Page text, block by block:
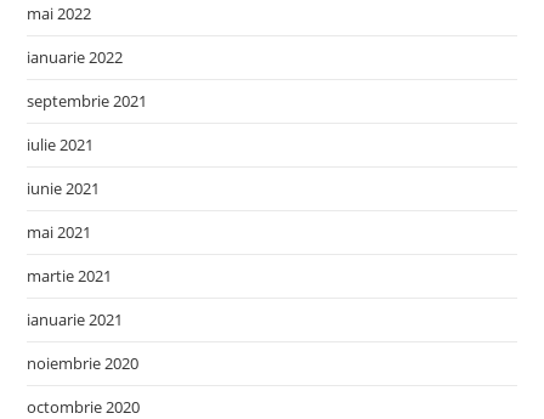
mai 2022
ianuarie 2022
septembrie 2021
iulie 2021
iunie 2021
mai 2021
martie 2021
ianuarie 2021
noiembrie 2020
octombrie 2020